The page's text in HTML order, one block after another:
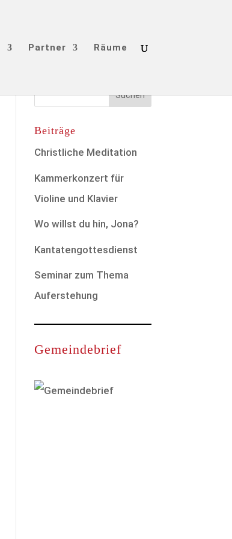
Partner Räume
Beiträge
Christliche Meditation
Kammerkonzert für
Violine und Klavier
Wo willst du hin, Jona?
Kantatengottesdienst
Seminar zum Thema
Auferstehung
Gemeindebrief